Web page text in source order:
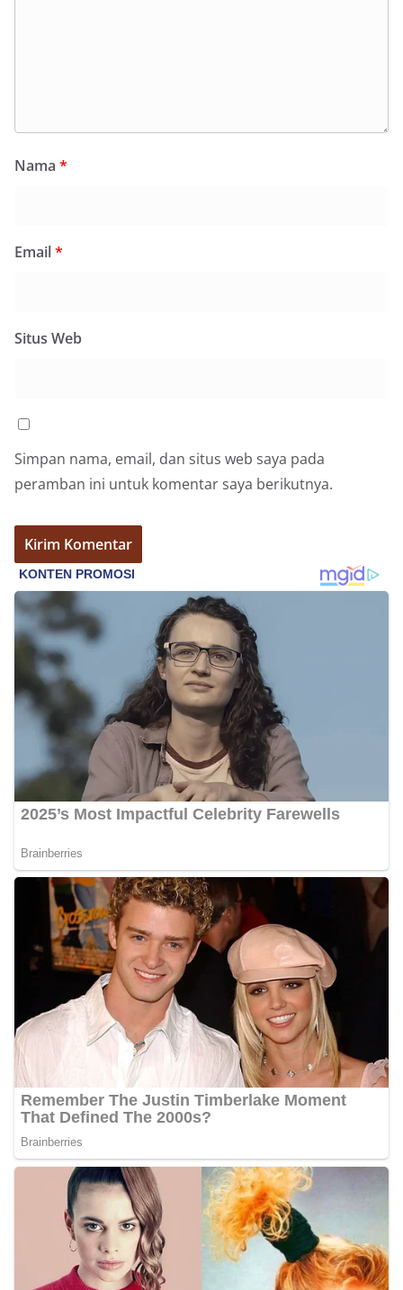
Nama *
Email*
Situs Web
Simpan nama, email, dan situs web saya pada
peramban ini untuk komentar saya berikutnya.